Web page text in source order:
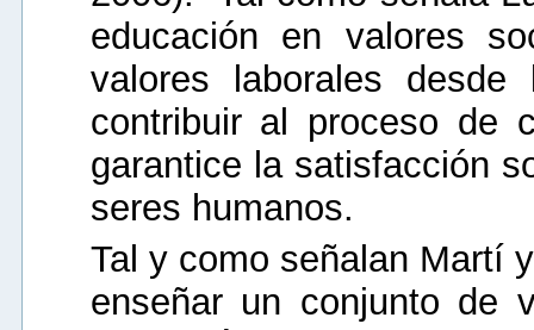
educación en valores
valores laborales
contribuir al proceso de
garantice la satisfacción
seres humanos.
Tal y como señalan Martí
enseñar un conjunto de